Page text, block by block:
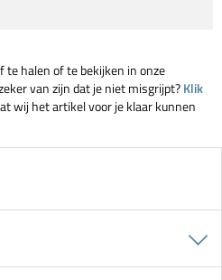
te halen of te bekijken in onze
van zijn dat je niet misgrijpt?Klik
wij het artikel voor je klaar kunnen